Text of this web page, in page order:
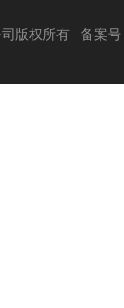
司版权所有 备案